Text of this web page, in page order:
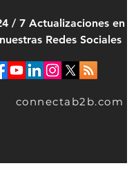
/ 7 Actualizaciones en
nuestras Redes Sociales
connectab2b.com